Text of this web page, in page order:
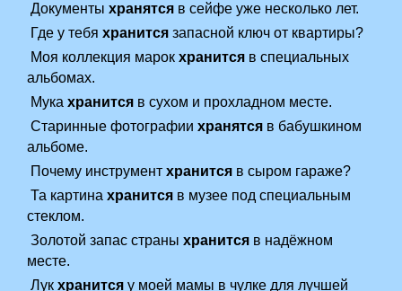
Документыхранятся в сейфе уже несколько лет.
Где у тебяхранится запасной ключ от квартиры?
Моя коллекция марокхранится в специальных
альбомах.
Мукахранится в сухом и прохладном месте.
Старинные фотографиихранятся в бабушкином
альбоме.
Почему инструментхранится в сыром гараже?
Та картинахранится в музее под специальным
стеклом.
Золотой запас страныхранится в надёжном
месте.
Лукхранится у моей мамы в чулке для лучшей